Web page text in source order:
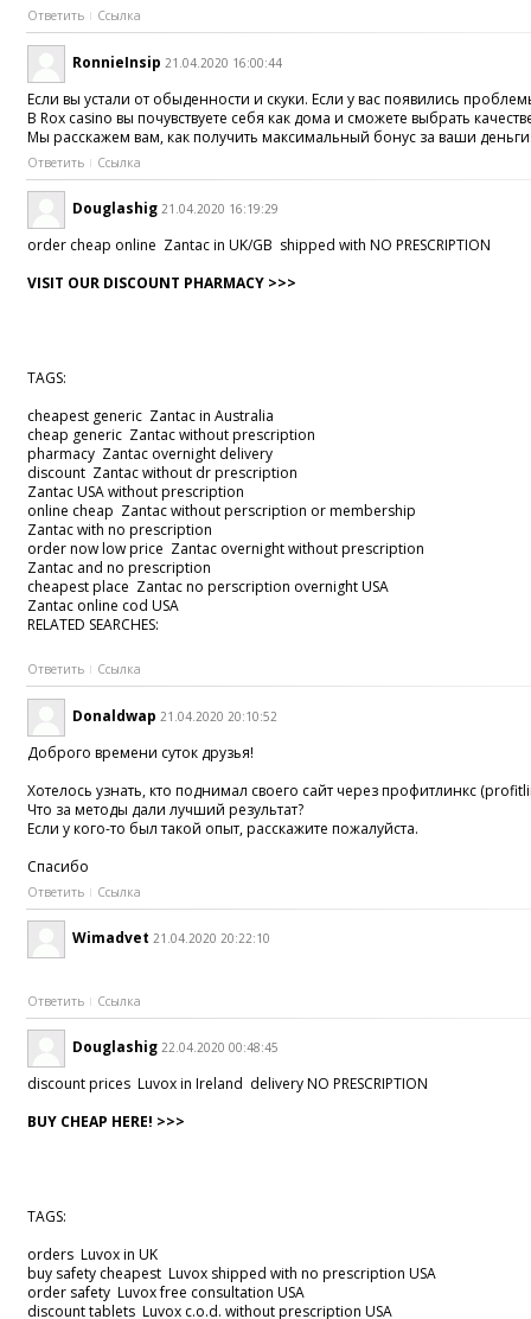
Ответить Ссылка
RonnieInsip 21.04.2020 16:00:44
Если вы устали от обыденности и скуки. Если у вас появились
В Rox casino вы почувствуете себя как дома и сможете выбрать
Мы расскажем вам, как получить максимальный бонус за ваши
Ответить Ссылка
Douglashig 21.04.2020 16:19:29
order cheap online Zantac in UK/GB shipped with NO PRESCRIPTION
VISIT OUR DISCOUNT PHARMACY >>>
TAGS:
cheapest generic Zantac in Australia
cheap generic Zantac without prescription
pharmacy Zantac overnight delivery
discount Zantac without dr prescription
Zantac USA without prescription
online cheap Zantac without perscription or membership
Zantac with no prescription
order now low price Zantac overnight without prescription
Zantac and no prescription
cheapest place Zantac no perscription overnight USA
Zantac online cod USA
RELATED SEARCHES:
Ответить Ссылка
Donaldwap 21.04.2020 20:10:52
Доброго времени суток друзья!
Хотелось узнать, кто поднимал своего сайт через профитлинкс
Что за методы дали лучший результат?
Если у кого-то был такой опыт, расскажите пожалуйста.
Cпасибо
Ответить Ссылка
Wimadvet 21.04.2020 20:22:10
Ответить Ссылка
Douglashig 22.04.2020 00:48:45
discount prices Luvox in Ireland delivery NO PRESCRIPTION
BUY CHEAP HERE! >>>
TAGS:
orders Luvox in UK
buy safety cheapest Luvox shipped with no prescription USA
order safety Luvox free consultation USA
discount tablets Luvox c.o.d. without prescription USA